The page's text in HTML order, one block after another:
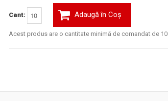
Cant: Adaugă în Coş
Acest produs are o cantitate minimă de comandat de 10